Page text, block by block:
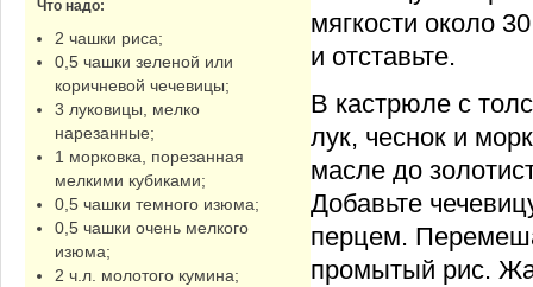
Что надо:
2 чашки риса;
0,5 чашки зеленой или
коричневой чечевицы;
3 луковицы, мелко
нарезанные;
1 морковка, порезанная
мелкими кубиками;
0,5 чашки темного изюма;
0,5 чашки очень мелкого
изюма;
2 ч.л. молотого кумина;
мягкости около
и отставьте.
В кастрюле с
лук, чеснок и
масле до
Добавьте
перцем.
промытый рис.